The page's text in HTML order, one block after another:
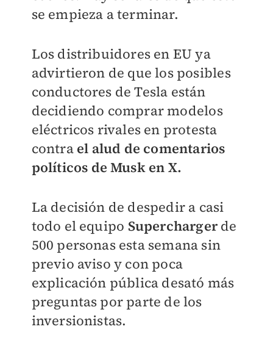
se empieza a terminar.
Los distribuidores en EU ya
advirtieron de que los posibles
conductores de Tesla están
decidiendo comprar modelos
eléctricos rivales en protesta
contra el alud de comentarios
políticos de Musk en X.
La decisión de despedir a casi
todo el equipo Superchargerde
500 personas esta semana sin
previo aviso y con poca
explicación pública desató más
preguntas por parte de los
inversionistas.